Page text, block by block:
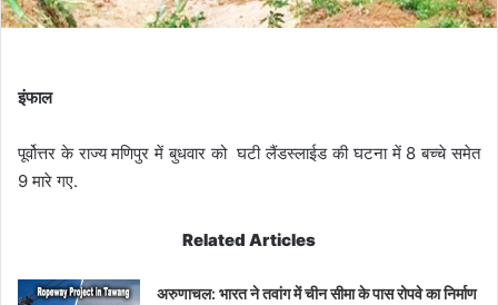
इंफाल
पूर्वोत्तर के राज्य मणिपुर में बुधवार को घटी लैंडस्लाईड की घटना में 8 बच्चे समेत
9 मारे गए.
Related Articles
अरुणाचल: भारत ने तवांग में चीन सीमा के पास रोपवे का निर्माण